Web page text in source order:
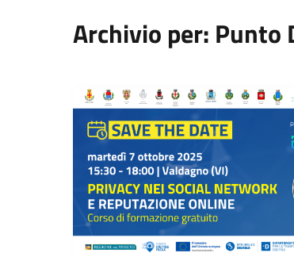
Archivio per: Punto